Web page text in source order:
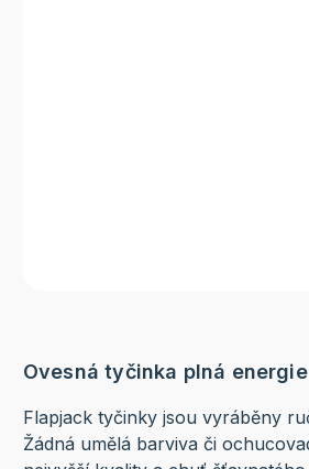
Ovesná tyčinka plná
Flapjack tyčinky jsou vyráběny
Žádná umělá barviva či